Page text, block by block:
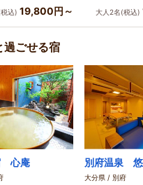
込) 19,800円～ 大人2名(税込)
過ごせる宿
心庵
大分県 / 別府